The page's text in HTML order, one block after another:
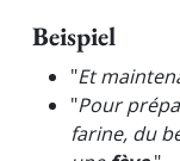
Beispiel
"Et
"Pour
farine, du